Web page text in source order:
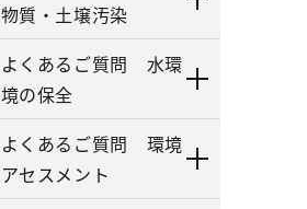
物質・土壌汚染
よくあるご質問 水環
境の保全
よくあるご質問 環境
アセスメント